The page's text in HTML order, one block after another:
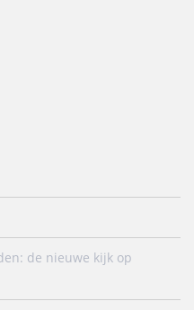
de nieuwe kijk op